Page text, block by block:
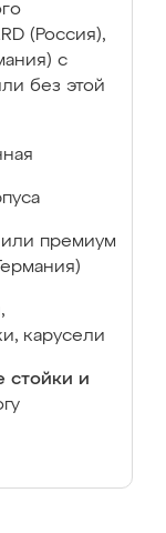
(Россия),
с
без этой
или премиум
карусели
стойки и